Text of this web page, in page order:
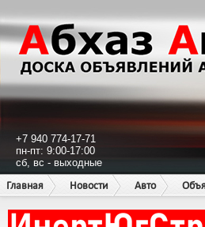
+7 940 774-17-71
пн-пт: 9:00-17:00
сб, вс - выходные
Главная
Новости Авто